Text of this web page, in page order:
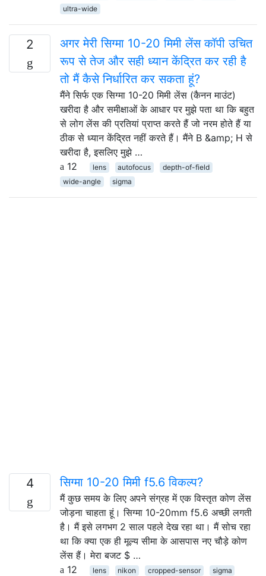
ultra-wide
2
अगर मेरी सिग्मा 10-20 मिमी लेंस कॉपी उचित
रूप से तेज और सही ध्यान केंद्रित कर रही है
तो मैं कैसे निर्धारित कर सकता हूं?
मैंने सिर्फ एक सिग्मा 10-20 मिमी लेंस (कैनन माउंट)
खरीदा है और समीक्षाओं के आधार पर मुझे पता था कि बहुत
से लोग लेंस की प्रतियां प्राप्त करते हैं जो नरम होते हैं या
ठीक से ध्यान केंद्रित नहीं करते हैं। मैंने B &amp; H से
खरीदा है, इसलिए मुझे …
12
lens autofocus
depth-of-field
wide-angle
sigma
4 सिग्मा 10-20 मिमी f5.6 विकल्प?
मैं कुछ समय के लिए अपने संग्रह में एक विस्तृत कोण लेंस
जोड़ना चाहता हूं। सिग्मा 10-20mm f5.6 अच्छी लगती
है। मैं इसे लगभग 2 साल पहले देख रहा था। मैं सोच रहा
था कि क्या एक ही मूल्य सीमा के आसपास नए चौड़े कोण
लेंस हैं। मेरा बजट $ …
12
lens nikon cropped-sensor
sigma